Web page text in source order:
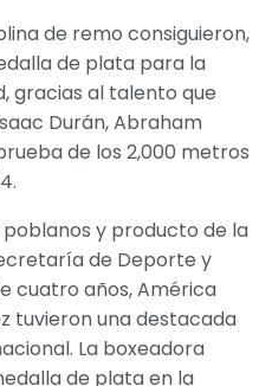
de remo consiguieron,
de plata para la
gracias al talento que
Durán, Abraham
de los 2,000 metros
y producto de la
de Deporte y
cuatro años, América
tuvieron una destacada
La boxeadora
de plata en la